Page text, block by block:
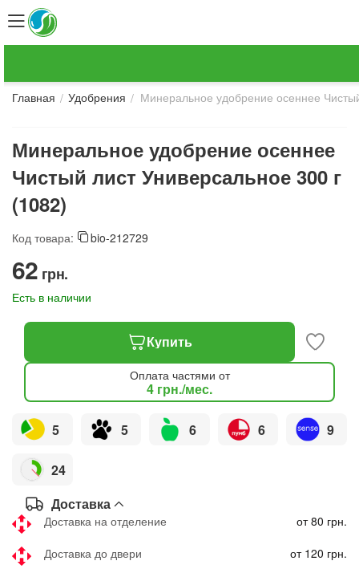
Главная / Удобрения / Минеральное удобрение осеннее
Минеральное удобрение осеннее
Чистый лист Универсальное 300 г
(1082)
Код товара: bio-212729
‍62‍ грн.
Есть в наличии
Купить
Оплата частями от
4 грн./мес.
5 5 6 6 9
24
Доставка
Доставка на отделение
от 80 грн.
Доставка до двери
от 120 грн.